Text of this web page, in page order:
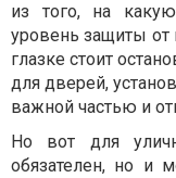
из того, на
уровень защиты от
глазке стоит
для дверей,
важной частью и
Но вот для
обязателен, но и